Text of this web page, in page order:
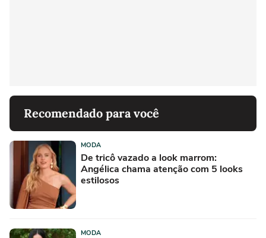
Recomendado para você
MODA
De tricô vazado a look marrom:
Angélica chama atenção com 5 looks
estilosos
MODA